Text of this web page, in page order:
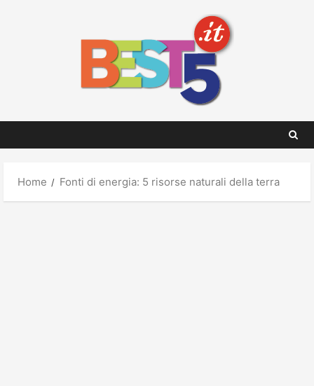
Home Fonti di energia: 5 risorse naturali della terra